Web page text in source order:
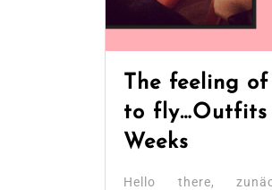
The feeling
to fly…Outfits
Weeks
Hello there,